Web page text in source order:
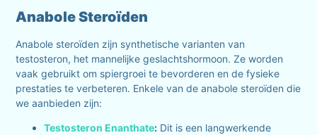
Anabole Steroïden
Anabole steroïden zijn synthetische varianten van
testosteron, het mannelijke geslachtshormoon. Ze worden
vaak gebruikt om spiergroei te bevorderen en de fysieke
prestaties te verbeteren. Enkele van de anabole steroïden die
we aanbieden zijn:
Testosteron Enanthate: Dit is een langwerkende